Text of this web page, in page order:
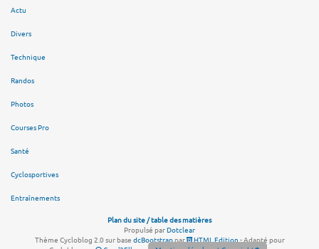
Actu
Divers
Technique
Randos
Photos
Courses Pro
Santé
Cyclosportives
Entraînements
Plan du site / table des matières
Propulsé parDotclear
Thème Cycloblog 2.0 sur base dcBootstrappar HTML Edition- Adapté pour